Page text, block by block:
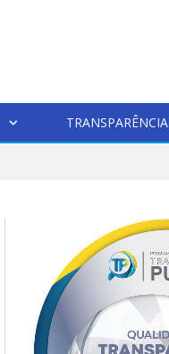
TRANSPARÊNCIA